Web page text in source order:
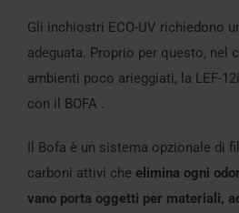
Gli inchiostri ECO-UV richiedono
adeguata. Proprio per questo, nel
ambienti poco arieggiati, la LEF-
con il BOFA .
Il Bofa è un sistema opzionale di
carboni attivi che elimina ogni
vano porta oggetti per materiali,